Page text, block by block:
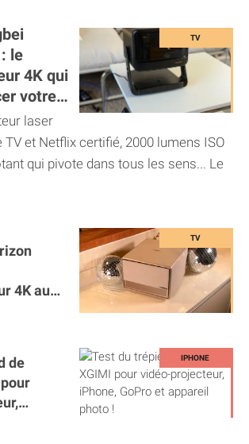
le
4K qui
votre
laser
TV et Netflix certifié, 2000 lumens ISO
qui pivote dans tous les sens... Le
4K au
de